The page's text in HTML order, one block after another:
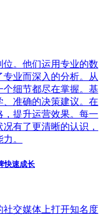
位。他们运用专业的数
业而深入的分析。从
细节都尽在掌握。基
准确的决策建议。在
提升运营效果。每一
有了更清晰的认识，
。
快速成长
交媒体上打开知名度